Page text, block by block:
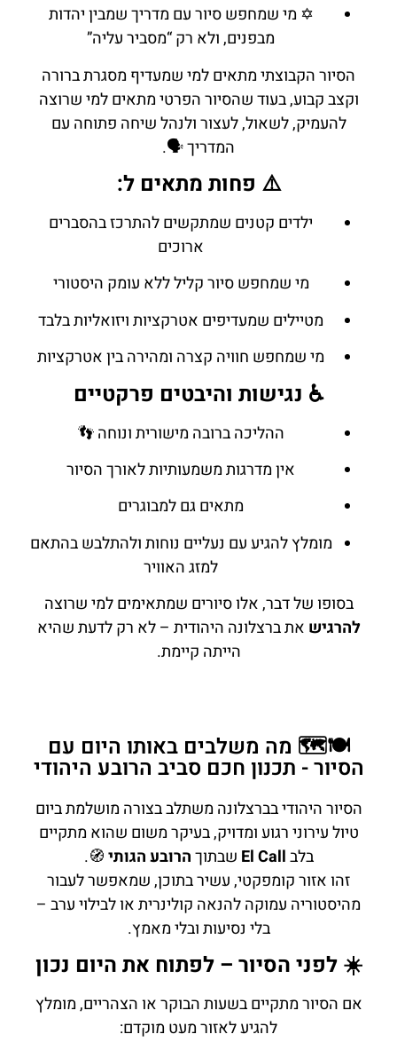
✡️ מי שמחפש סיור עם מדריך שמבין יהדות
מבפנים, ולא רק “מסביר עליה”
הסיור הקבוצתי מתאים למי שמעדיף מסגרת ברורה
וקצב קבוע, בעוד שהסיור הפרטי מתאים למי שרוצה
להעמיק, לשאול, לעצור ולנהל שיחה פתוחה עם
המדריך 🗣️.
⚠️ פחות מתאים ל:
ילדים קטנים שמתקשים להתרכז בהסברים
ארוכים
מי שמחפש סיור קליל ללא עומק היסטורי
מטיילים שמעדיפים אטרקציות ויזואליות בלבד
מי שמחפש חוויה קצרה ומהירה בין אטרקציות
♿ נגישות והיבטים פרקטיים
ההליכה ברובה מישורית ונוחה 👣
אין מדרגות משמעותיות לאורך הסיור
מתאים גם למבוגרים
מומלץ להגיע עם נעליים נוחות ולהתלבש בהתאם
למזג האוויר
בסופו של דבר, אלו סיורים שמתאימים למי שרוצה
להרגיש את ברצלונה היהודית – לא רק לדעת שהיא
הייתה קיימת.
🍽️🗺️ מה משלבים באותו היום עם
הסיור - תכנון חכם סביב הרובע היהודי
הסיור היהודי בברצלונה משתלב בצורה מושלמת ביום
טיול עירוני רגוע ומדויק, בעיקר משום שהוא מתקיים
בלבEl Call שבתוךהרובע הגותי🧭.
זהו אזור קומפקטי, עשיר בתוכן, שמאפשר לעבור
מהיסטוריה עמוקה להנאה קולינרית או לבילוי ערב –
בלי נסיעות ובלי מאמץ.
☀️ לפני הסיור – לפתוח את היום נכון
אם הסיור מתקיים בשעות הבוקר או הצהריים, מומלץ
להגיע לאזור מעט מוקדם: